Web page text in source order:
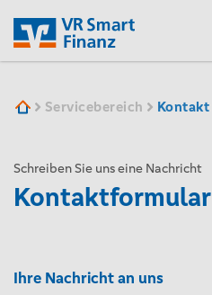
VR SF
Servicebereich Kontakt
Schreiben Sie uns eine Nachricht
Kontaktformular
Leave
Ihre Nachricht an uns